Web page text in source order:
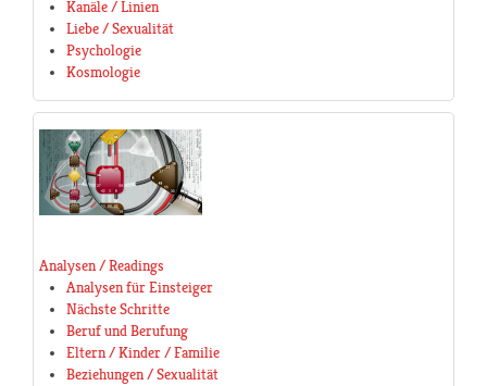
Kanäle / Linien
Liebe / Sexualität
Psychologie
Kosmologie
Analysen / Readings
Analysen für Einsteiger
Nächste Schritte
Beruf und Berufung
Eltern / Kinder / Familie
Beziehungen / Sexualität